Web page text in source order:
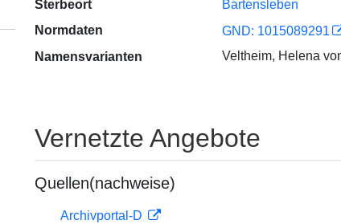
Sterbeort
Bartensleben
Normdaten
GND: 1015089291
Namensvarianten
Veltheim, Helena
Vernetzte Angebote
Quellen(nachweise)
Archivportal-D